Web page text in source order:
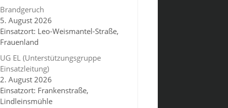
Brandgeruch
5. August 2026
Einsatzort: Leo-Weismantel-Straße,
Frauenland
UG EL (Unterstützungsgruppe
Einsatzleitung)
2. August 2026
Einsatzort: Frankenstraße,
Lindleinsmühle